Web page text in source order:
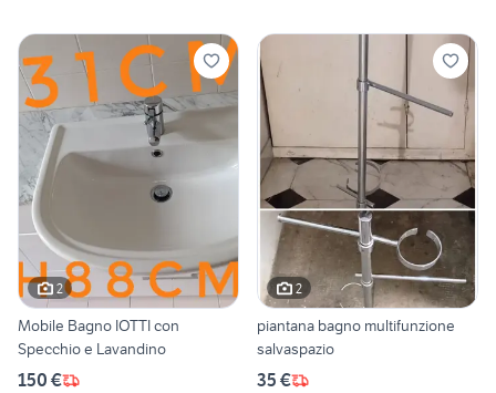
2
Mobile Bagno IOTTI con
Specchio e Lavandino
150 €
2
piantana bagno multifunzione
salvaspazio
35 €